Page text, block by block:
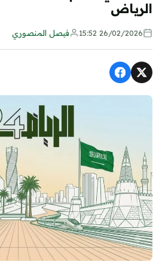
الرياض
26/02/2026 15:52 فيصل المنصوري